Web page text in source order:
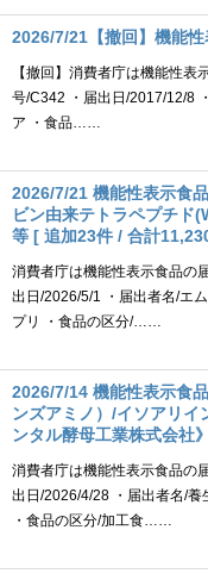
2026/7/21【撤回】機能
【撤回】消費者庁は機能性
号/C342 ・届出日/2017/12/8
ア ・食品……
2026/7/21 機能性表示食
ビン由来テトラペプチド
等 [ 追加23件 / 合計
消費者庁は機能性表示食品の
出日/2026/5/1 ・届出者名/エ
プリ ・食品の区分/……
2026/7/14 機能性表示食
ンズアミノ）/イソアリ
ンタル酵母工業株式会社
消費者庁は機能性表示食品の
出日/2026/4/28 ・届出者名/養
・食品の区分/加工食……